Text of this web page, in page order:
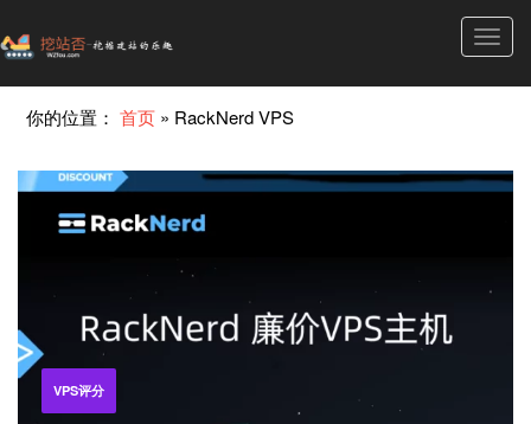
你的位置：首页 » RackNerd VPS
VPS评分